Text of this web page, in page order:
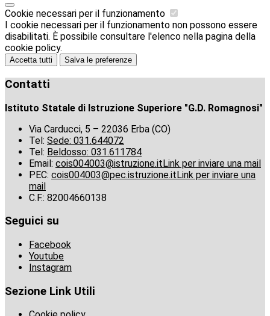
Cookie necessari per il funzionamento
I cookie necessari per il funzionamento non possono essere
disabilitati. È possibile consultare l'elenco nella pagina della
cookie policy.
Accetta tutti Salva le preferenze
Contatti
Istituto Statale di Istruzione Superiore "G.D. Romagnosi"
Via Carducci, 5 – 22036 Erba (CO)
Tel: Sede: 031.644072
Tel: Beldosso: 031.611784
Email: cois004003@istruzione.itLink per inviare una mail
PEC: cois004003@pec.istruzione.itLink per inviare una
mail
C.F.: 82004660138
Seguici su
Facebook
Youtube
Instagram
Sezione Link Utili